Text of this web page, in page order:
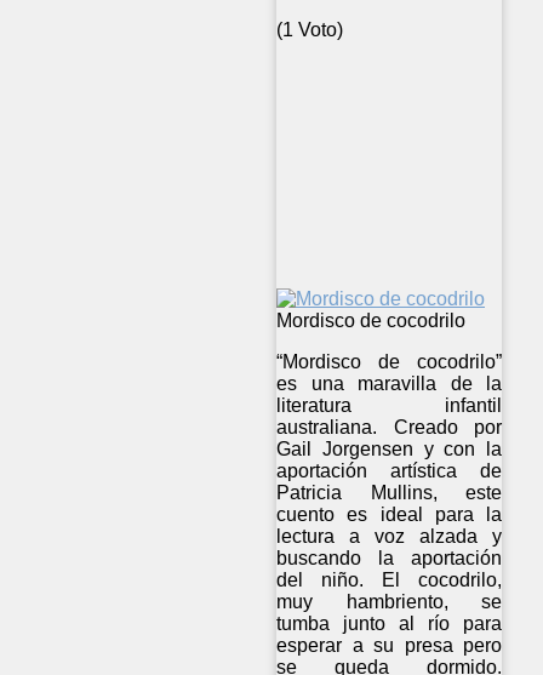
(1 Voto)
Mordisco de cocodrilo
“Mordisco de cocodrilo”
es una maravilla de la
literatura infantil
australiana. Creado por
Gail Jorgensen y con la
aportación artística de
Patricia Mullins, este
cuento es ideal para la
lectura a voz alzada y
buscando la aportación
del niño. El cocodrilo,
muy hambriento, se
tumba junto al río para
esperar a su presa pero
se queda dormido.